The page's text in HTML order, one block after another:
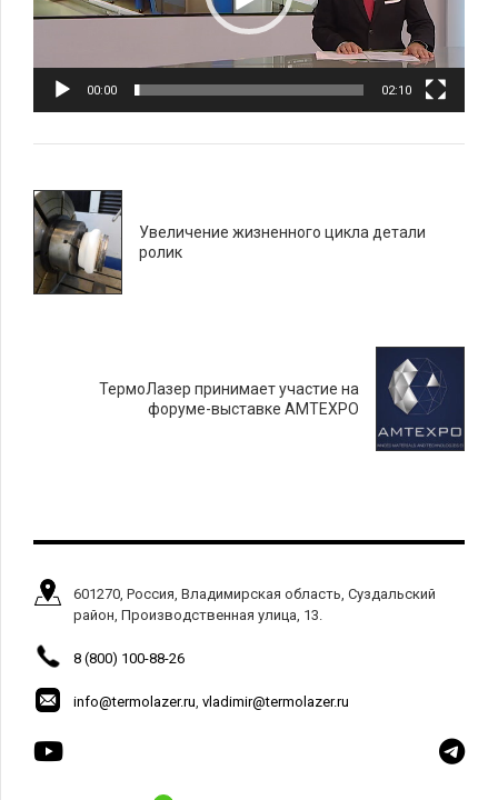
00:00 02:10
Увеличение жизненного цикла детали
ролик
ТермоЛазер принимает участие на
форуме-выставке AMTEXPO
601270, Россия, Владимирская область, Суздальский
район, Производственная улица, 13.
8 (800) 100-88-26
info@termolazer.ru, vladimir@termolazer.ru